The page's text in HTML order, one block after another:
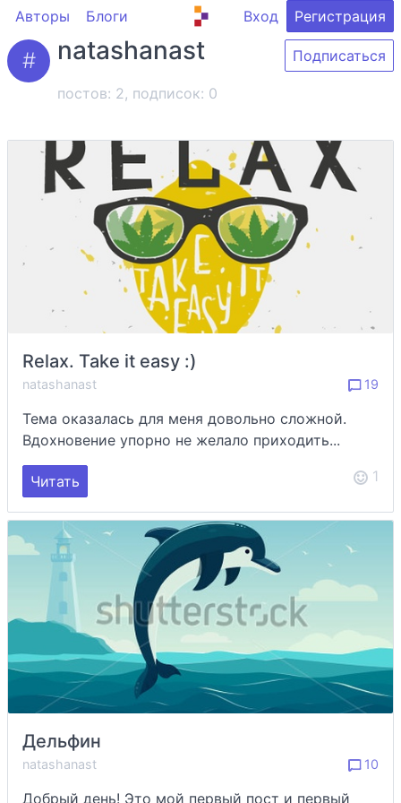
Авторы Блоги Вход Регистрация
natashanast
постов: 2, подписок: 0
Подписаться
Relax. Take it easy :)
natashanast 19
Тема оказалась для меня довольно сложной.
Вдохновение упорно не желало приходить...
Читать 1
Дельфин
natashanast 10
Добрый день! Это мой первый пост и первый